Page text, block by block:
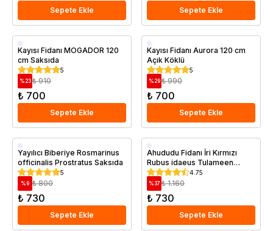
Sepete Ekle Sepete Ekle
Aşılı
Erkenci
Saksıda
Kayısı Fidanı MOGADOR 120
cm Saksıda
5
%23 ₺ 910
₺ 700
Sepete Ekle
Aşılı
Erkenci
Kayısı Fidanı Aurora 120 cm
Açık Köklü
5
%29 ₺ 990
₺ 700
Sepete Ekle
Saksıda
Yayılıcı Biberiye Rosmarinus
officinalis Prostratus Saksıda
5
% 9 ₺ 800
₺ 730
Sepete Ekle
Geççi
Saksıda
Ahududu Fidanı İri Kırmızı
Rubus idaeus Tulameen
Saksıda
4.75
%37 ₺ 1.160
₺ 730
Sepete Ekle